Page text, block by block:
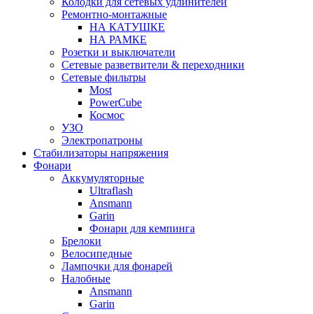
Ремонтно-монтажные
НА КАТУШКЕ
НА РАМКЕ
Розетки и выключатели
Сетевые разветвители & переходники
Сетевые фильтры
Most
PowerCube
Космос
УЗО
Электропатроны
Стабилизаторы напряжения
Фонари
Аккумуляторные
Ultraflash
Ansmann
Garin
Фонари для кемпинга
Брелоки
Велосипедные
Лампочки для фонарей
Налобные
Ansmann
Garin